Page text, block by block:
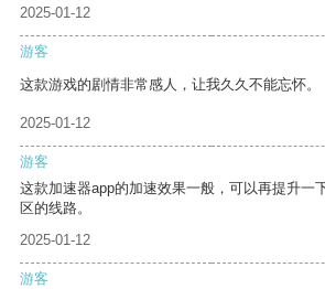
2025-01-12
游客
这款游戏的剧情非常感人，让我久久不能忘怀。
2025-01-12
游客
这款加速器app的加速效果一般，可以再提升一
区的线路。
2025-01-12
游客